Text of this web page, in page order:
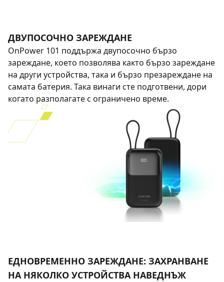
ДВУПОСОЧНО ЗАРЕЖДАНЕ
OnPower 101 поддържа двупосочно бързо
зареждане, което позволява както бързо зареждане
на други устройства, така и бързо презареждане на
самата батерия. Така винаги сте подготвени, дори
когато разполагате с ограничено време.
ЕДНОВРЕМЕННО ЗАРЕЖДАНЕ: ЗАХРАНВАНЕ
НА НЯКОЛКО УСТРОЙСТВА НАВЕДНЪЖ